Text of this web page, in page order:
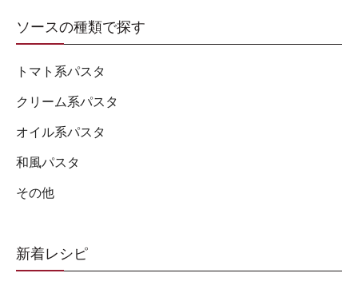
ソースの種類で探す
トマト系パスタ
クリーム系パスタ
オイル系パスタ
和風パスタ
その他
新着レシピ